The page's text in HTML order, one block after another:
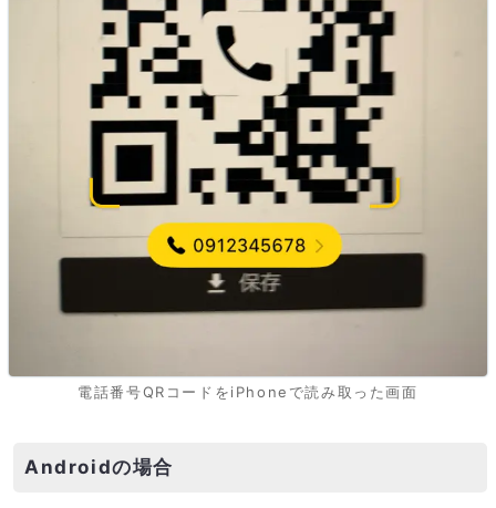
電話番号QRコードをiPhoneで読み取った画面
Androidの場合